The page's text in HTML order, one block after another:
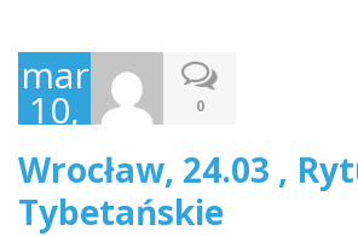
marzec
10,
2015
0
Wrocław, 24.03 ,
Tybetańskie